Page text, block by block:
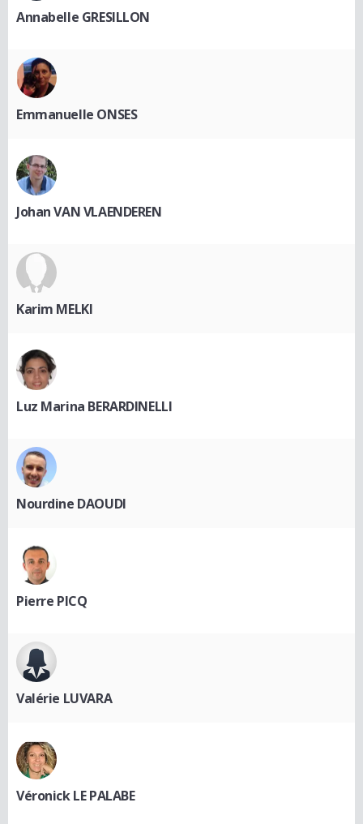
Annabelle GRESILLON
Emmanuelle ONSES
Johan VAN VLAENDEREN
Karim MELKI
Luz Marina BERARDINELLI
Nourdine DAOUDI
Pierre PICQ
Valérie LUVARA
Véronick LE PALABE